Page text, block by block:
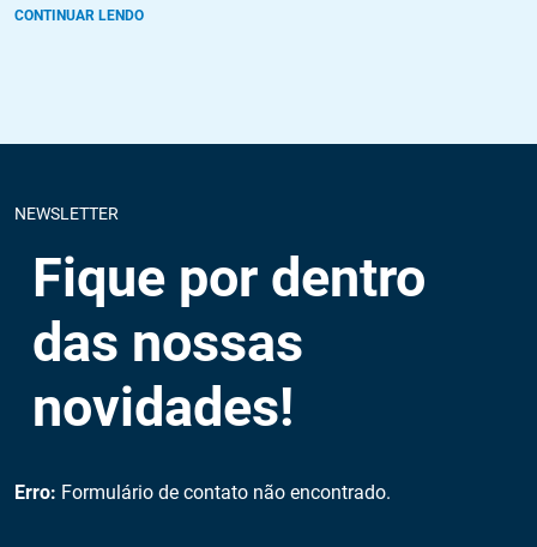
CONTINUAR LENDO
NEWSLETTER
Fique por dentro
das nossas
novidades!
Erro: Formulário de contato não encontrado.